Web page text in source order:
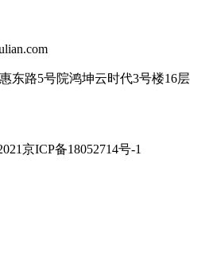
东路5号院鸿坤云时代3号楼16层
京ICP备18052714号-1